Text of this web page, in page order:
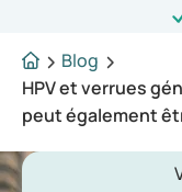
Blog
HPV et verrues
peut également